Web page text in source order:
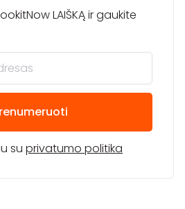
LAIŠKĄ ir gaukite
su privatumo politika